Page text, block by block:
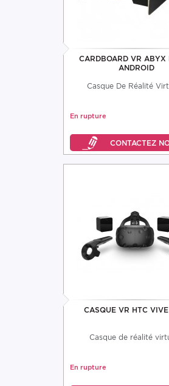
CARDBOARD VR ABYX
ANDROID
Casque De Réalité
En rupture
CASQUE VR HTC
Casque de réalité
En rupture